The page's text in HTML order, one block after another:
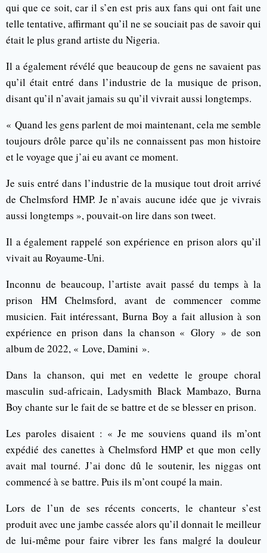
qui que ce soit, car il s’en est pris aux fans qui ont fait une
telle tentative, affirmant qu’il ne se souciait pas de savoir qui
était le plus grand artiste du Nigeria.
Il a également révélé que beaucoup de gens ne savaient pas
qu’il était entré dans l’industrie de la musique de prison,
disant qu’il n’avait jamais su qu’il vivrait aussi longtemps.
« Quand les gens parlent de moi maintenant, cela me semble
toujours drôle parce qu’ils ne connaissent pas mon histoire
et le voyage que j’ai eu avant ce moment.
Je suis entré dans l’industrie de la musique tout droit arrivé
de Chelmsford HMP. Je n’avais aucune idée que je vivrais
aussi longtemps », pouvait-on lire dans son tweet.
Il a également rappelé son expérience en prison alors qu’il
vivait au Royaume-Uni.
Inconnu de beaucoup, l’artiste avait passé du temps à la
prison HM Chelmsford, avant de commencer comme
musicien. Fait intéressant, Burna Boy a fait allusion à son
expérience en prison dans la chanson « Glory » de son
album de 2022, « Love, Damini ».
Dans la chanson, qui met en vedette le groupe choral
masculin sud-africain, Ladysmith Black Mambazo, Burna
Boy chante sur le fait de se battre et de se blesser en prison.
Les paroles disaient : « Je me souviens quand ils m’ont
expédié des canettes à Chelmsford HMP et que mon celly
avait mal tourné. J’ai donc dû le soutenir, les niggas ont
commencé à se battre. Puis ils m’ont coupé la main.
Lors de l’un de ses récents concerts, le chanteur s’est
produit avec une jambe cassée alors qu’il donnait le meilleur
de lui-même pour faire vibrer les fans malgré la douleur